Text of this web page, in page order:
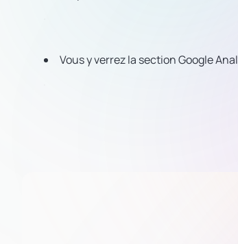
Vous y verrez la section Google